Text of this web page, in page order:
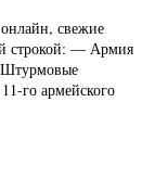
свежие
строкой: — Армия
Штурмовые
го армейского